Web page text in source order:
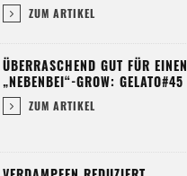
ZUM ARTIKEL
ÜBERRASCHEND GUT FÜR EINEN
„NEBENBEI“-GROW: GELATO#45
ZUM ARTIKEL